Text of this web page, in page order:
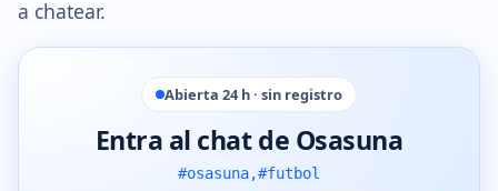
a chatear.
Abierta 24 h · sin registro
Entra al chat de Osasuna
#osasuna,#futbol